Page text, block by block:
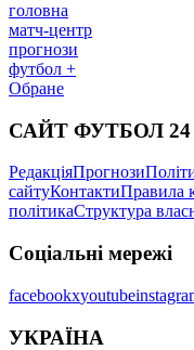
головна
матч-центр
прогнози
футбол +
Обране
САЙТ ФУТБОЛ 24
РедакціяПрогнози
сайтуКонтактиПравила
політикаСтруктура
Соціальні мережі
facebookxyoutube
УКРАЇНА